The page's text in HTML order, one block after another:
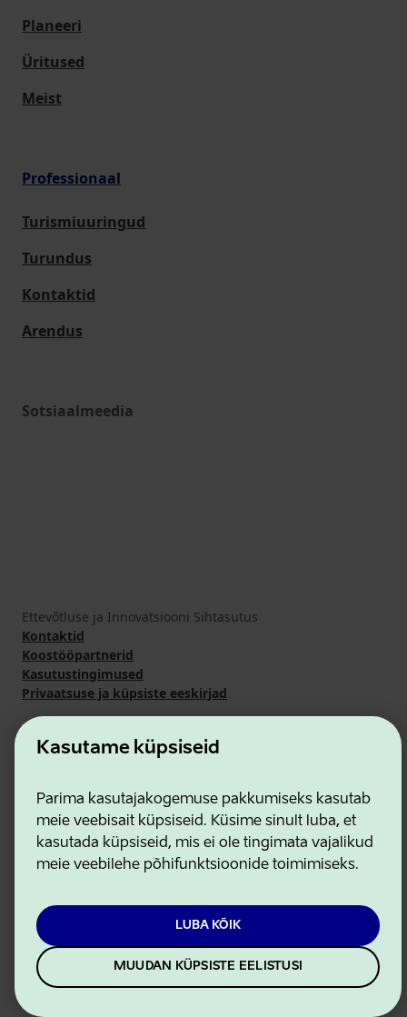
Kasutame küpsiseid
Parima kasutajakogemuse pakkumiseks kasutab
meie veebisait küpsiseid. Küsime sinult luba, et
kasutada küpsiseid, mis ei ole tingimata vajalikud
meie veebilehe põhifunktsioonide toimimiseks.
LUBA KÕIK
MUUDAN KÜPSISTE EELISTUSI
Planeeri
Üritused
Meist
Professionaal
Turismiuuringud
Turundus
Kontaktid
Arendus
Sotsiaalmeedia
Ettevõtluse ja Innovatsiooni Sihtasutus
Kontaktid
Koostööpartnerid
Kasutustingimused
Privaatsuse ja küpsiste eeskirjad